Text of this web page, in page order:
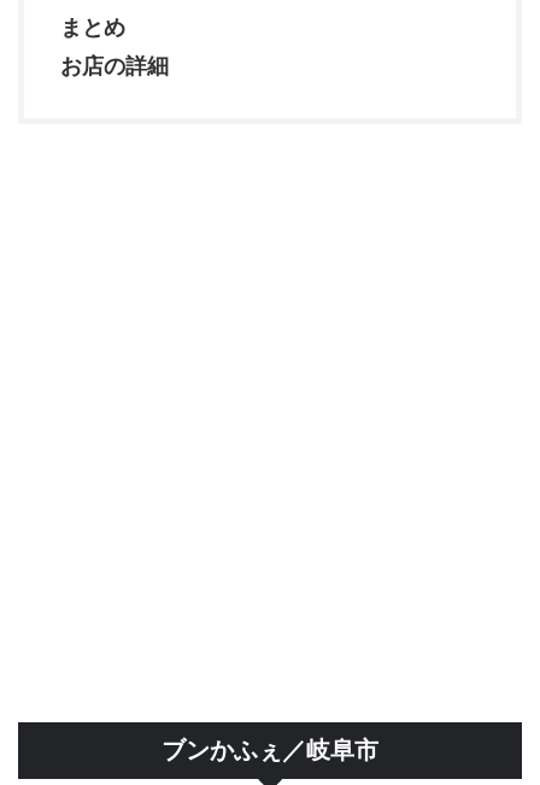
まとめ
お店の詳細
ブンかふぇ／岐阜市